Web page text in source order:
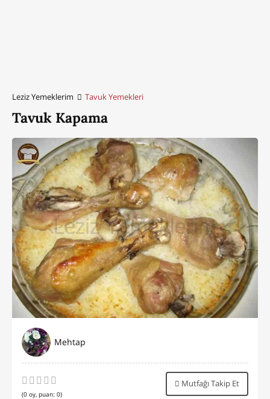
Leziz Yemeklerim Tavuk Yemekleri
Tavuk Kapama
Mehtap
(0 oy, puan: 0)
Mutfağı Takip Et